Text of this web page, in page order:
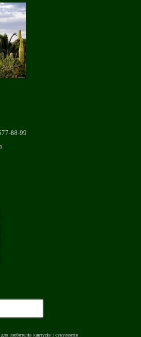
88-99
кактусів і сукулентів